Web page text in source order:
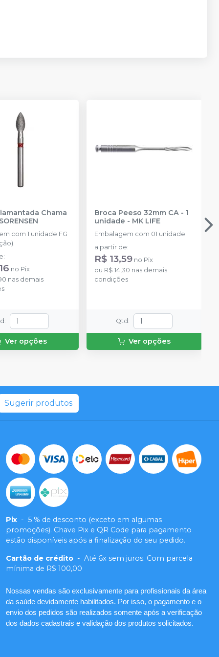
Chama
com 1 unidade FG
:
no Pix
nas demais
:
Ver opções
Broca Peeso 32mm CA - 1
unidade - MK LIFE
Embalagem com 01 unidade.
a partir de:
R$ 13,59 no Pix
ou R$ 14,30 nas demais
condições
Qtd :
Ver opções
Sugerir produtos
Pix - 5 % de desconto (exceto em algumas
promoções). Chave Pix e QR Code para pagamento
estão disponíveis após a finalização do seu pedido.
Cartão de crédito - Até 6x sem juros. Com parcela
mínima de R$ 100,00
Nossas vendas são exclusivamente para profissionais da área
da saúde devidamente habilitados. Por isso, o pagamento e o
envio dos pedidos são realizados somente após a verificação
dos dados cadastrais e validação dos produtos solicitados.